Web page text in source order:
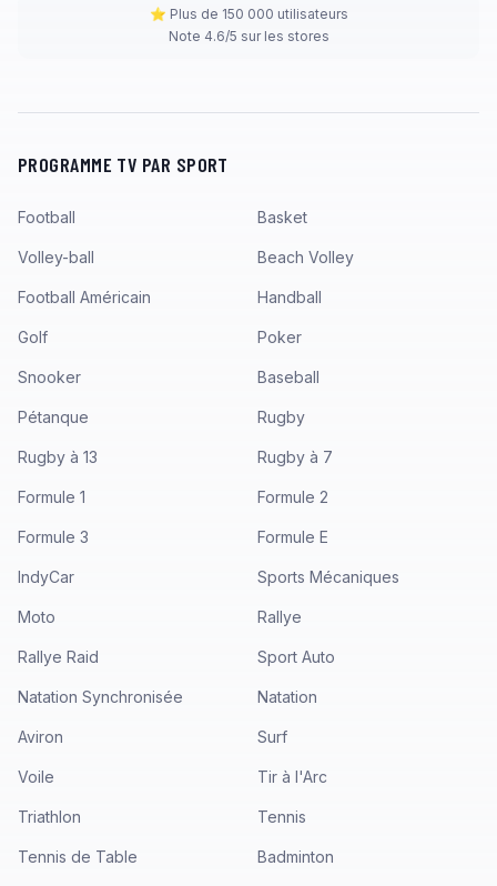
⭐ Plus de 150 000 utilisateurs
Note 4.6/5 sur les stores
PROGRAMME TV PAR SPORT
Football Basket
Volley-ball Beach Volley
Football Américain Handball
Golf Poker
Snooker Baseball
Pétanque Rugby
Rugby à 13 Rugby à 7
Formule 1 Formule 2
Formule 3 Formule E
IndyCar Sports Mécaniques
Moto Rallye
Rallye Raid Sport Auto
Natation Synchronisée Natation
Aviron Surf
Voile Tir à l'Arc
Triathlon Tennis
Tennis de Table Badminton